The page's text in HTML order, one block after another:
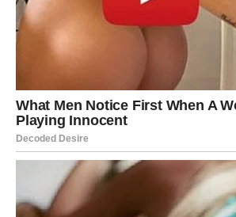
Ribe ulaze u
magičan, romantičan i
period
. Ako si u vezi, osećaš nežnost,
razumevanje.
Slobodne Ribe mogu doživeti ljubav
sudbinski, gotovo nestvarno.
Poruka ljubavi za Ribe:Veruj intuiciji –
pravoj osobi.